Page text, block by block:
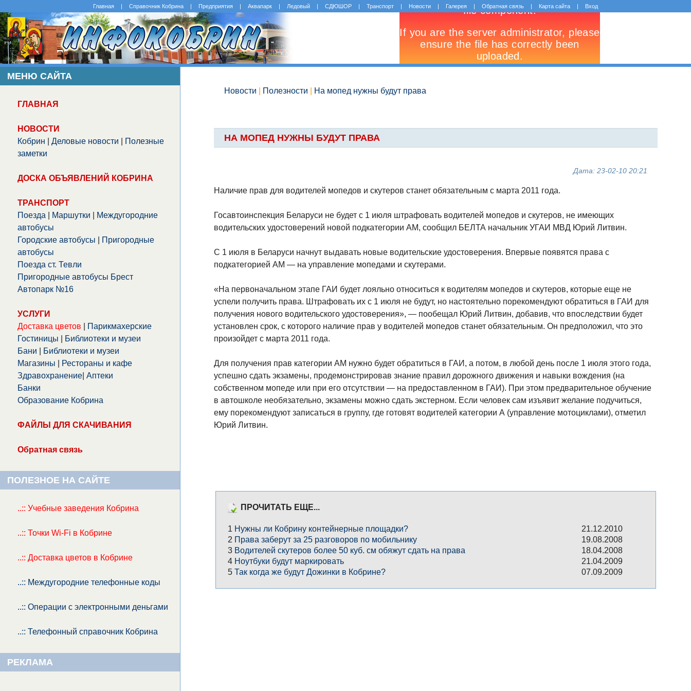
Главная | Справочник Кобрина | Предприятия | Аквапарк | Ледовый | СДЮШОР | Транспорт | Новости | Галерея | Обратная связь | Карта сайта | Вход
МЕНЮ САЙТА
ГЛАВНАЯ
НОВОСТИ
Кобрин
Деловые новости
Полезные
заметки
ДОСКА ОБЪЯВЛЕНИЙ КОБРИНА
ТРАНСПОРТ
Поезда
Маршутки
Междугородние
автобусы
Городские автобусы
Пригородные
автобусы
Поезда ст. Тевли
Пригородные автобусы Брест
Автопарк №16
УСЛУГИ
Доставка цветов
Парикмахерские
Гостиницы
Библиотеки и музеи
Бани
Библиотеки и музеи
Магазины
Рестораны и кафе
Здравохранение Аптеки
Банки
Образование Кобрина
ФАЙЛЫ ДЛЯ СКАЧИВАНИЯ
Обратная связь
ПОЛЕЗНОЕ НА САЙТЕ
..:: Учебные заведения Кобрина
..:: Точки Wi-Fi в Кобрине
..:: Доставка цветов в Кобрине
..:: Междугородние телефонные коды
..:: Операции с электронными деньгами
..:: Телефонный справочник Кобрина
РЕКЛАМА
Новости Полезности На мопед нужны будут права
НА МОПЕД НУЖНЫ БУДУТ ПРАВА
Дата: 23-02-10 20:21
Наличие прав для водителей мопедов и скутеров станет обязательным с марта 2011 года.
Госавтоинспекция Беларуси не будет с 1 июля штрафовать водителей мопедов и скутеров, не имеющих
водительских удостоверений новой подкатегории АМ, сообщил БЕЛТА начальник УГАИ МВД Юрий Литвин.
С 1 июля в Беларуси начнут выдавать новые водительские удостоверения. Впервые появятся права с
подкатегорией АМ — на управление мопедами и скутерами.
«На первоначальном этапе ГАИ будет лояльно относиться к водителям мопедов и скутеров, которые еще не
успели получить права. Штрафовать их с 1 июля не будут, но настоятельно порекомендуют обратиться в ГАИ для
получения нового водительского удостоверения», — пообещал Юрий Литвин, добавив, что впоследствии будет
установлен срок, с которого наличие прав у водителей мопедов станет обязательным. Он предположил, что это
произойдет с марта 2011 года.
Для получения прав категории АМ нужно будет обратиться в ГАИ, а потом, в любой день после 1 июля этого года,
успешно сдать экзамены, продемонстрировав знание правил дорожного движения и навыки вождения (на
собственном мопеде или при его отсутствии — на предоставленном в ГАИ). При этом предварительное обучение
в автошколе необязательно, экзамены можно сдать экстерном. Если человек сам изъявит желание подучиться,
ему порекомендуют записаться в группу, где готовят водителей категории А (управление мотоциклами), отметил
Юрий Литвин.
ПРОЧИТАТЬ ЕЩЕ...
1 Нужны ли Кобрину контейнерные площадки?
21.12.2010
2 Права заберут за 25 разговоров по мобильнику
19.08.2008
3 Водителей скутеров более 50 куб. см обяжут сдать на права
18.04.2008
4 Ноутбуки будут маркировать
21.04.2009
5 Так когда же будут Дожинки в Кобрине? 07.09.2009